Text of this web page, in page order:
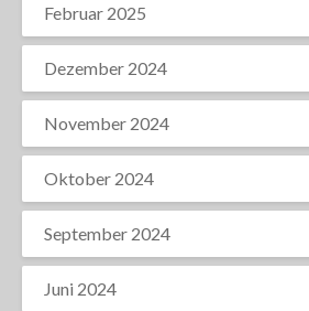
Februar 2025
Dezember 2024
November 2024
Oktober 2024
September 2024
Juni 2024